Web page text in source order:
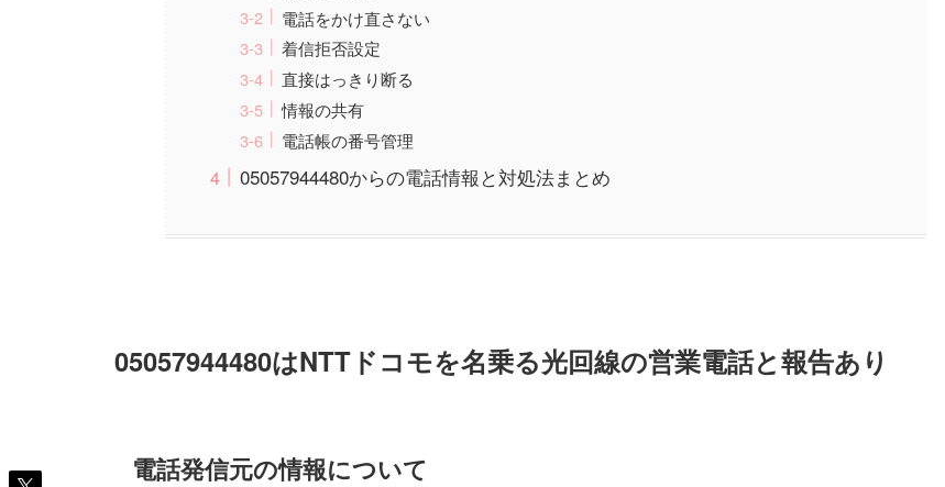
電話をかけ直さない
着信拒否設定
直接はっきり断る
情報の共有
電話帳の番号管理
05057944480からの電話情報と対処法まとめ
05057944480はNTTドコモを名乗る光回線の営業電話と報告あり
電話発信元の情報について